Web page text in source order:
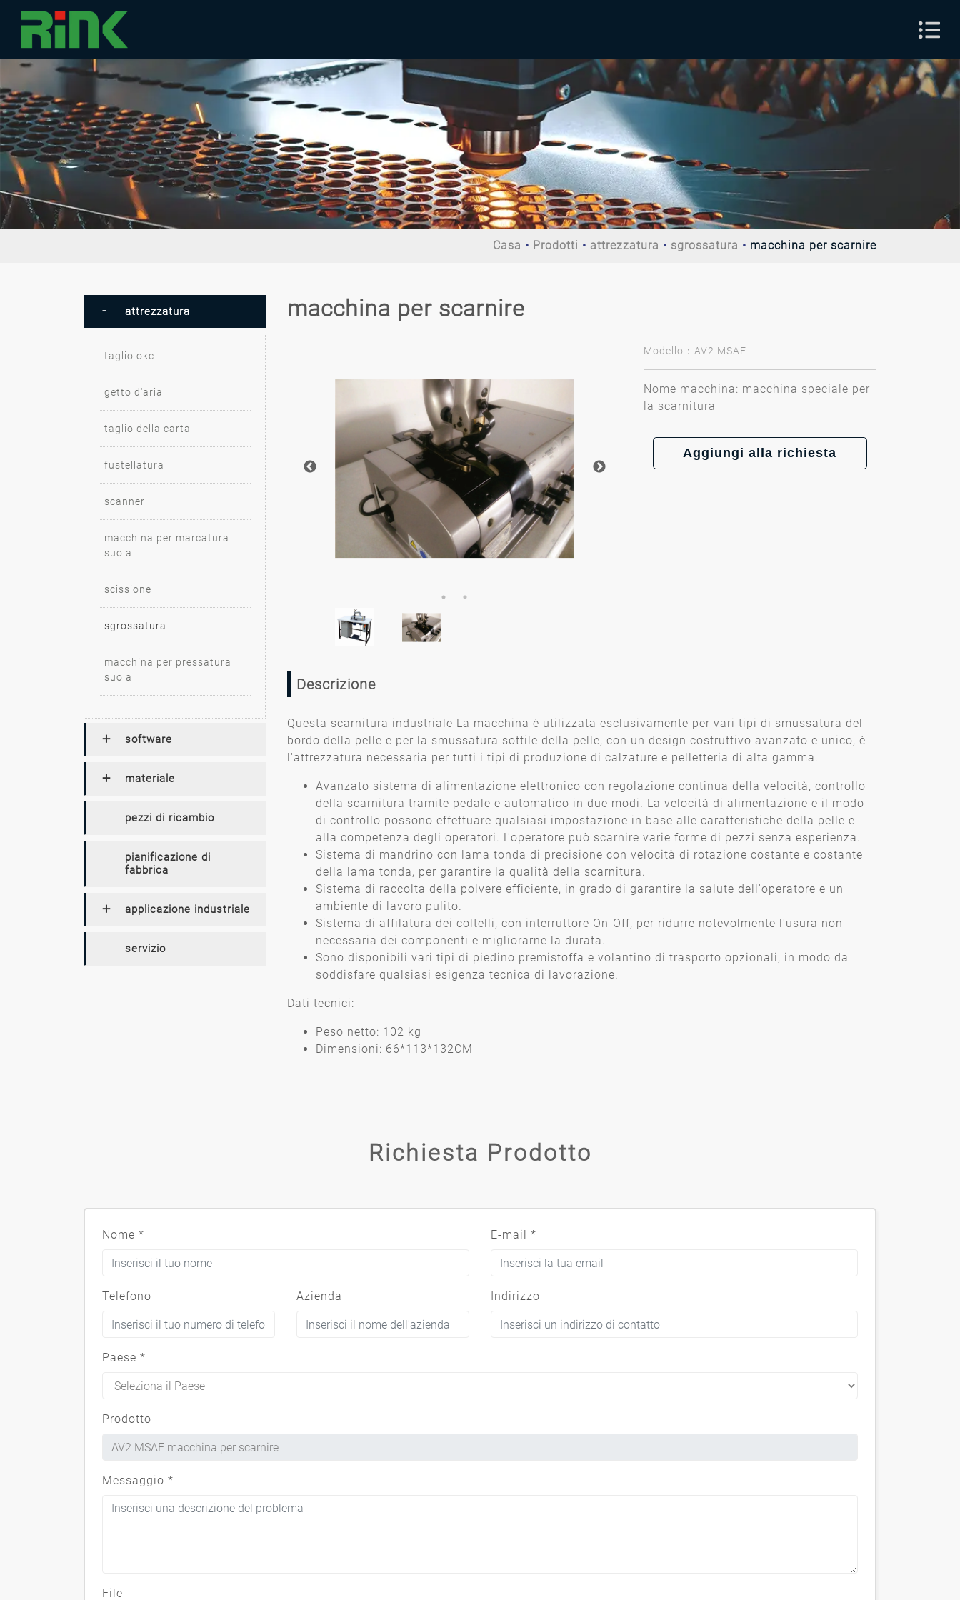
Casa Prodotti attrezzatura sgrossatura macchina per scarnire
attrezzatura
taglio okc
getto d'aria
taglio della carta
fustellatura
scanner
macchina per marcatura
suola
scissione
sgrossatura
macchina per pressatura
suola
software
materiale
pezzi di ricambio
pianificazione di
fabbrica
applicazione industriale
servizio
macchina per scarnire
Modello：AV2 MSAE
Nome macchina: macchina speciale per
la scarnitura
Aggiungi alla richiesta
Descrizione
Questa scarnitura industriale La macchina è utilizzata esclusivamente per vari tipi di smussatura del
bordo della pelle e per la smussatura sottile della pelle; con un design costruttivo avanzato e unico, è
l'attrezzatura necessaria per tutti i tipi di produzione di calzature e pelletteria di alta gamma.
Avanzato sistema di alimentazione elettronico con regolazione continua della velocità, controllo
della scarnitura tramite pedale e automatico in due modi. La velocità di alimentazione e il modo
di controllo possono effettuare qualsiasi impostazione in base alle caratteristiche della pelle e
alla competenza degli operatori. L'operatore può scarnire varie forme di pezzi senza esperienza.
Sistema di mandrino con lama tonda di precisione con velocità di rotazione costante e costante
della lama tonda, per garantire la qualità della scarnitura.
Sistema di raccolta della polvere efficiente, in grado di garantire la salute dell'operatore e un
ambiente di lavoro pulito.
Sistema di affilatura dei coltelli, con interruttore On-Off, per ridurre notevolmente l'usura non
necessaria dei componenti e migliorarne la durata.
Sono disponibili vari tipi di piedino premistoffa e volantino di trasporto opzionali, in modo da
soddisfare qualsiasi esigenza tecnica di lavorazione.
Dati tecnici:
Peso netto: 102 kg
Dimensioni: 66*113*132CM
Richiesta Prodotto
Nome * E-mail *
Telefono Azienda Indirizzo
Paese *
Prodotto
Messaggio *
File